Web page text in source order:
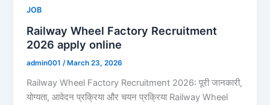
JOB
Railway Wheel Factory Recruitment
2026 apply online
admin001/ March 23, 2026
Railway Wheel Factory Recruitment 2026: पूरी जानकारी,
योग्यता, आवेदन प्रक्रिया और चयन प्रक्रिया Railway Wheel